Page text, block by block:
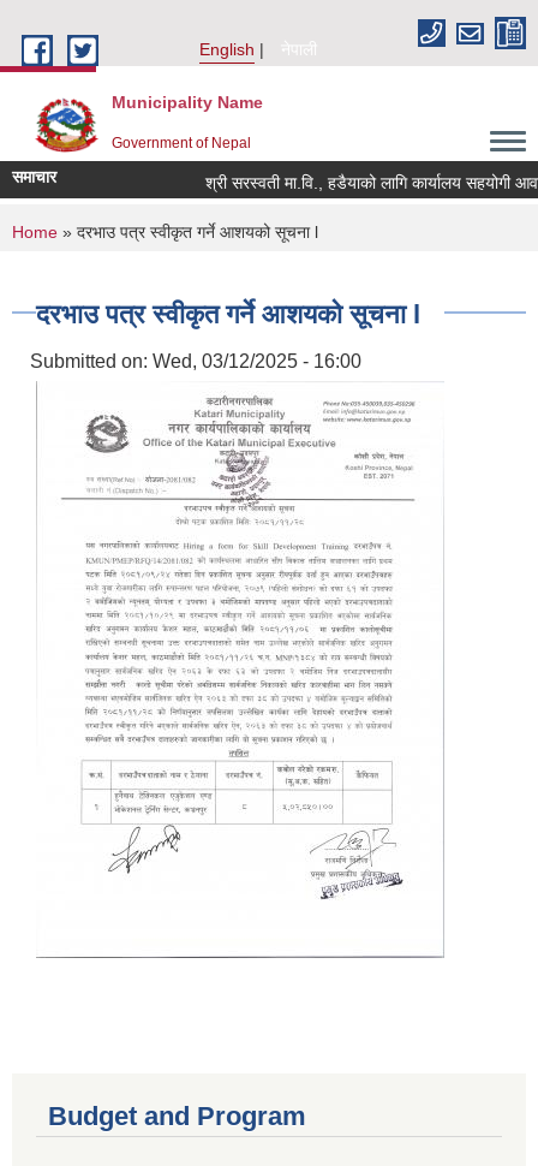
English
नेपाली
Municipality Name
Government of Nepal
समाचार श्री सरस्वती मा.वि., हडैयाको लागि कार्यालय सहयोगी
You are here
Home » दरभाउ पत्र स्वीकृत गर्ने आशयको सूचना l
दरभाउ पत्र स्वीकृत गर्ने आशयको सूचना l
Submitted on: Wed, 03/12/2025 - 16:00
Budget and Program